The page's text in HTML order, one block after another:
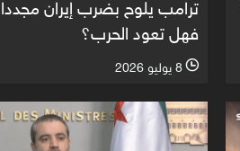
فهل تعود الحرب؟
l 8 يوليو 2026